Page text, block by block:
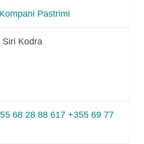
Kompani Pastrimi
Siri Kodra
68 28 88 617 +355 69 77